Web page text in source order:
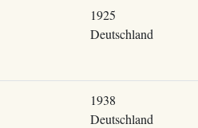
1925
Deutschland
1938
Deutschland